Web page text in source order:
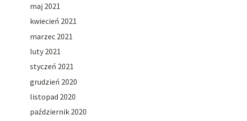
maj 2021
kwiecień 2021
marzec 2021
luty 2021
styczeń 2021
grudzień 2020
listopad 2020
październik 2020